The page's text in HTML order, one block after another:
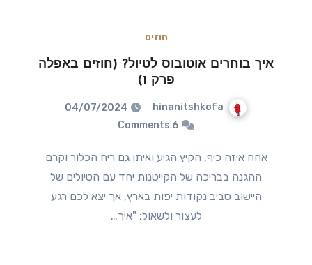
חוזים
איך בוחרים אוטובוס לטיול? (חוזים באפלה
פרק 1)
hinanitshkofa
04/07/2024
6 Comments
אחח איזה כיף, הקיץ הגיע ואיתו גם ריח הכלור וקרם
ההגנה בבריכה של הקייטנות יחד עם הטיולים של
היישוב סביב נקודות יפות בארץ, אך יצא לכם רגע
לעצור ולשאול: "איך…